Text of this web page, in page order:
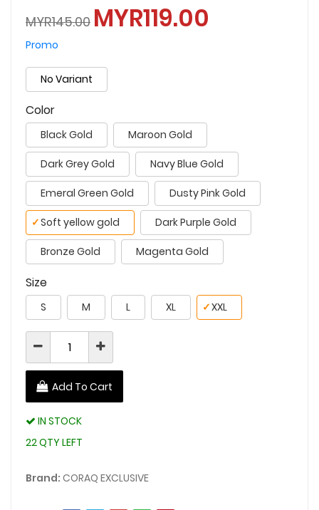
MYR145.00 MYR119.00
Promo
No Variant
Color
Black Gold Maroon Gold
Dark Grey Gold Navy Blue Gold
Emeral Green Gold Dusty Pink Gold
Soft yellow gold
✓ Dark Purple Gold
Bronze Gold Magenta Gold
Size
S M L XL XXL
✓
Add To Cart
IN STOCK
22 QTY LEFT
Brand: CORAQ EXCLUSIVE